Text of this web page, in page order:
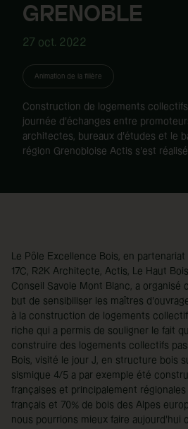
GRENOBLE
27 oct. 2022
Animation de la filière
Construction de logements
journée d’échanges entre
architectes, bureaux d’études et le
région Grenobloise Actis s'est
Le Pôle Excellence Bois, en
17C, R2K Architecte, Actis, Le Haut
Conseil Savoie Mont Blanc, a organisé
but de sensibiliser les maîtres
à la construction de logements
riche qui a permis de souligner le fait
construire des logements collectifs
Bois, visité le jour J, en structure bois
sismique 4/5 a par exemple été
françaises et principalement
français et 70% de bois des Alpes
nous pourrions mieux faire aujourd’hui